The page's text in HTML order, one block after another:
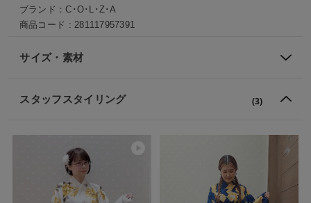
ブランド：C･O･L･Z･A
商品コード :281117957391
サイズ・素材
スタッフスタイリング (3)